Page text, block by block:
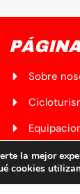
Sobre
Noticias
la mejor
cookies